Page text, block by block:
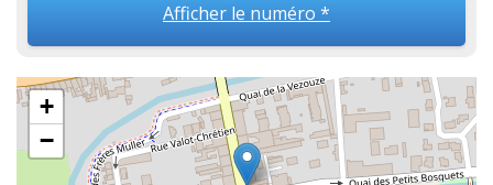
Afficher le numéro *
+
−